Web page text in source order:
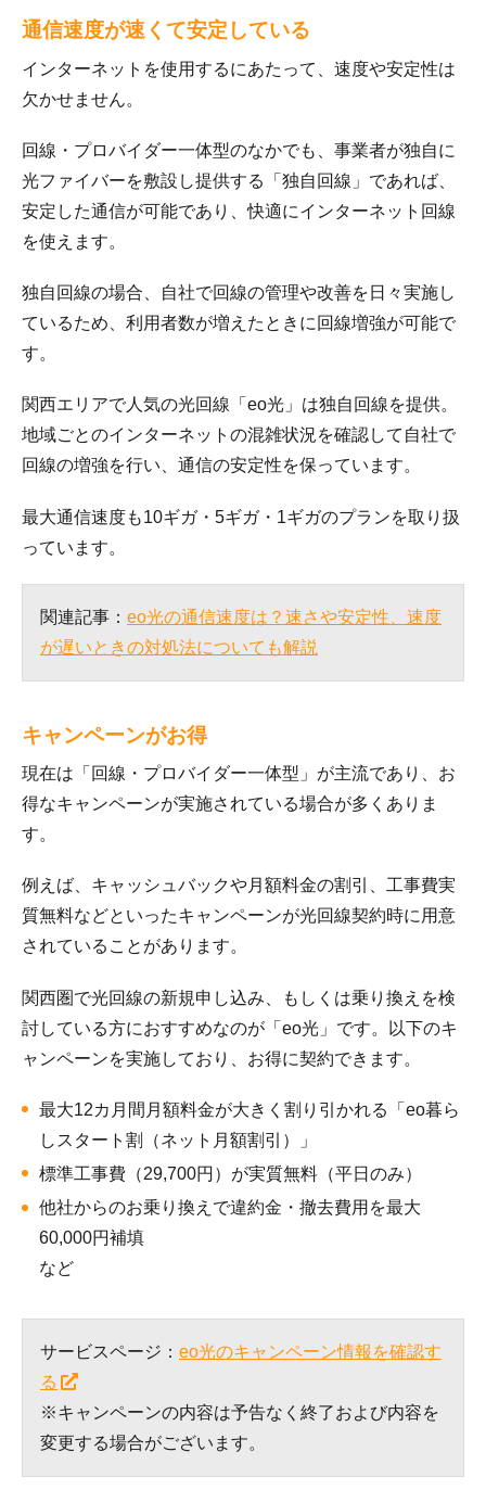
通信速度が速くて安定している
インターネットを使用するにあたって、速度や安定性は
欠かせません。
回線・プロバイダー一体型のなかでも、事業者が独自に
光ファイバーを敷設し提供する「独自回線」であれば、
安定した通信が可能であり、快適にインターネット回線
を使えます。
独自回線の場合、自社で回線の管理や改善を日々実施し
ているため、利用者数が増えたときに回線増強が可能で
す。
関西エリアで人気の光回線「eo光」は独自回線を提供。
地域ごとのインターネットの混雑状況を確認して自社で
回線の増強を行い、通信の安定性を保っています。
最大通信速度も10ギガ・5ギガ・1ギガのプランを取り扱
っています。
関連記事： eo光の通信速度は？速さや安定性、速度
が遅いときの対処法についても解説
キャンペーンがお得
現在は「回線・プロバイダー一体型」が主流であり、お
得なキャンペーンが実施されている場合が多くありま
す。
例えば、キャッシュバックや月額料金の割引、工事費実
質無料などといったキャンペーンが光回線契約時に用意
されていることがあります。
関西圏で光回線の新規申し込み、もしくは乗り換えを検
討している方におすすめなのが「eo光」です。以下のキ
ャンペーンを実施しており、お得に契約できます。
最大12カ月間月額料金が大きく割り引かれる「eo暮ら
しスタート割（ネット月額割引）」
標準工事費（29,700円）が実質無料（平日のみ）
他社からのお乗り換えで違約金・撤去費用を最大
60,000円補填
など
サービスページ： eo光のキャンペーン情報を確認す
る
※キャンペーンの内容は予告なく終了および内容を
変更する場合がございます。